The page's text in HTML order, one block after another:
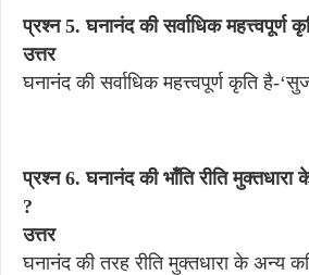
प्रश्न 5. घनानंद की सर्वाधिक महत्त्वपूर्ण
उत्तर
घनानंद की सर्वाधिक महत्त्वपूर्ण कृति है-
प्रश्न 6. घनानंद की भाँति रीति
?
उत्तर
घनानंद की तरह रीति मुक्तधारा के अन्य